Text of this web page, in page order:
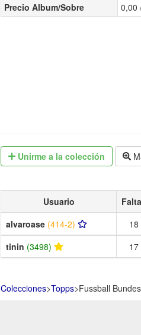
Precio Album/Sobre
0,00
Unirme a la colección
Usuario
alvaroase (414-2) 18
tinin (3498) 17
Colecciones>Topps>Fussball